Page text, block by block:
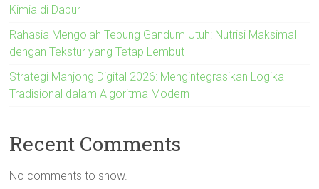
Kimia di Dapur
Rahasia Mengolah Tepung Gandum Utuh: Nutrisi Maksimal
dengan Tekstur yang Tetap Lembut
Strategi Mahjong Digital 2026: Mengintegrasikan Logika
Tradisional dalam Algoritma Modern
Recent Comments
No comments to show.